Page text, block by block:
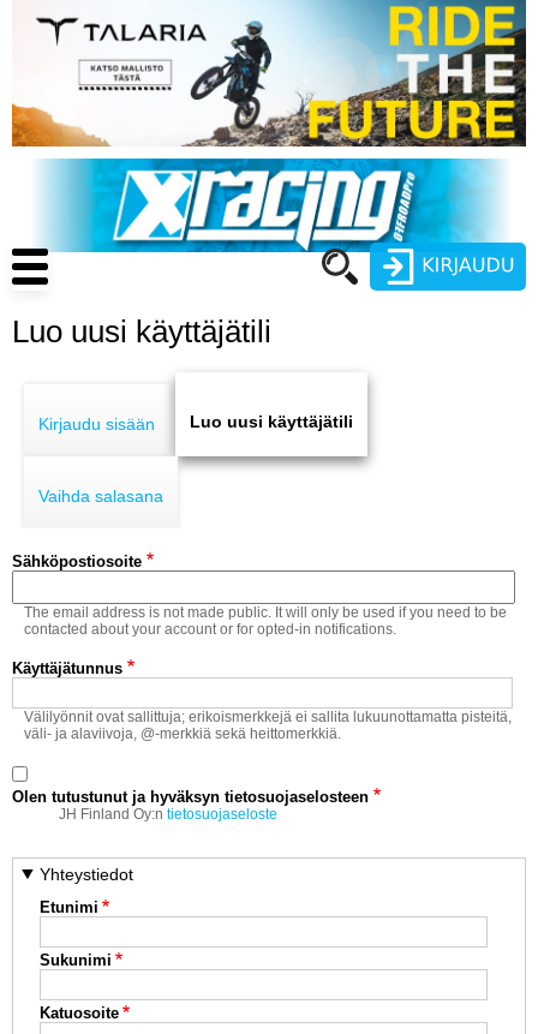
pääsisältöön
Käyttäjätunnus
Main
navigation
ENDURO
MOTOCROSS
MUUT LAJIT
YLEISTÄ ALALTA
LUE DIGILEHDET
ASIAKASPALVELU JA
MEDIATIEDOT
YHTEYSTIEDOT
Luo uusi käyttäjätili
tabs
Kirjaudu sisään Luo uusi käyttäjätili
Vaihda salasana
Sähköpostiosoite
The email address is not made public. It will only be used if you need to be
contacted about your account or for opted-in notifications.
Käyttäjätunnus
Välilyönnit ovat sallittuja; erikoismerkkejä ei sallita lukuunottamatta pisteitä,
väli- ja alaviivoja, @-merkkiä sekä heittomerkkiä.
Olen tutustunut ja hyväksyn tietosuojaselosteen
JH Finland Oy:ntietosuojaseloste
Yhteystiedot
Etunimi
Sukunimi
Katuosoite